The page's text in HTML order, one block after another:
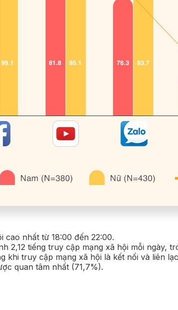
cao nhất từ 18:00 đến 22:00.
2,12 tiếng truy cập mạng xã hội mỗi ngày,
khi truy cập mạng xã hội là kết nối và liên
quan tâm nhất (71,7%).